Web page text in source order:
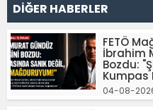
DİĞER HABERLER
FETÖ
İbrahim
Bozdu:
Kumpas
04-08-